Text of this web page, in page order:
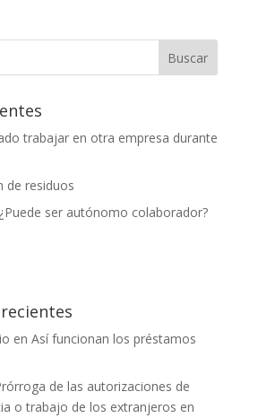
trabajar en otra empresa durante
de residuos
ser autónomo colaborador?
en Así funcionan los préstamos
de las autorizaciones de
o trabajo de los extranjeros en